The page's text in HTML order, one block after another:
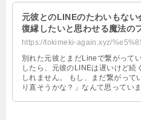
元彼とのLINEのたわいもない
復縁したいと思わせる魔法の
別れた元彼とまだLineで繋がって
したら、元彼のLINEは遅いけど続
しれません。 もし、まだ繋がって
り直そうかな？」なんて思ってい